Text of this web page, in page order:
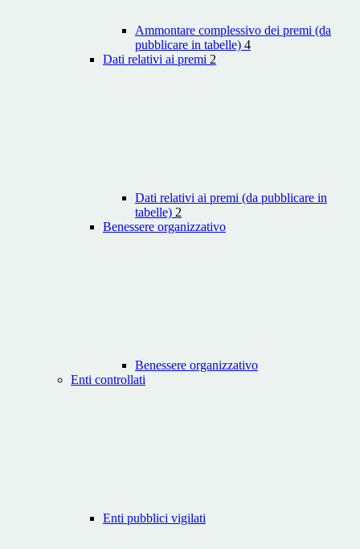
Ammontare complessivo dei premi (da
pubblicare in tabelle) 4
Dati relativi ai premi 2
Dati relativi ai premi (da pubblicare in
tabelle) 2
Benessere organizzativo
Benessere organizzativo
Enti controllati
Enti pubblici vigilati